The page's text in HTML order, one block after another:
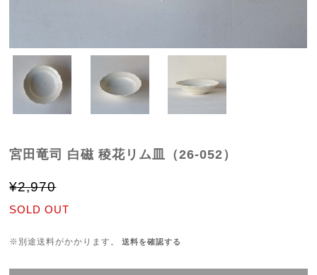
宮田竜司 白磁 稜花リム皿（26-052）
¥2,970
SOLD OUT
※別途送料がかかります。 送料を確認する